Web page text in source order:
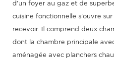
d'un foyer au gaz et de
cuisine fonctionnelle s'ouvre
recevoir. Il comprend deux
dont la chambre principale
aménagée avec planchers